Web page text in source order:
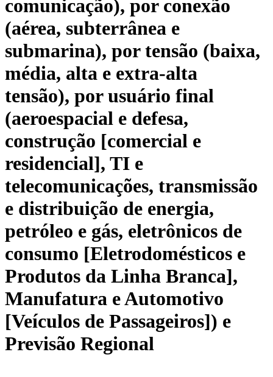
comunicação), por conexão
(aérea, subterrânea e
submarina), por tensão (baixa,
média, alta e extra-alta
tensão), por usuário final
(aeroespacial e defesa,
construção [comercial e
residencial], TI e
telecomunicações, transmissão
e distribuição de energia,
petróleo e gás, eletrônicos de
consumo [Eletrodomésticos e
Produtos da Linha Branca],
Manufatura e Automotivo
[Veículos de Passageiros]) e
Previsão Regional